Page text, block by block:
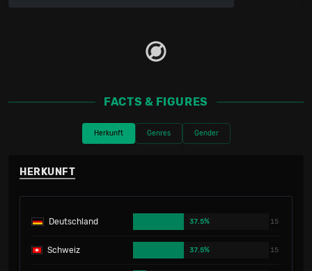
FACTS & FIGURES
Herkunft Genres Gender
HERKUNFT
Deutschland 37.5% 15
Schweiz 37.5% 15